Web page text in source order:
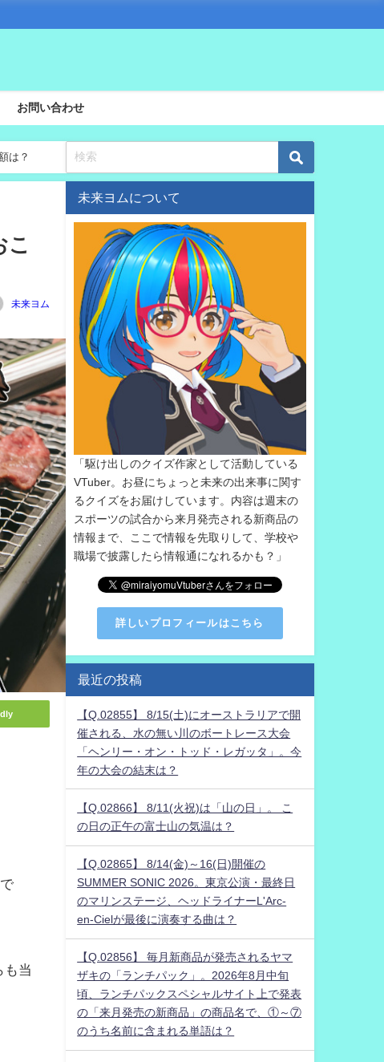
お問い合わせ
は？
こ
未来ヨム
も当
未来ヨムについて
「駆け出しのクイズ作家として活動している
VTuber。お昼にちょっと未来の出来事に関す
るクイズをお届けしています。内容は週末の
スポーツの試合から来月発売される新商品の
情報まで、ここで情報を先取りして、学校や
職場で披露したら情報通になれるかも？」
詳しいプロフィールはこちら
最近の投稿
【Q.02855】 8/15(土)にオーストラリアで開
催される、水の無い川のボートレース大会
「ヘンリー・オン・トッド・レガッタ」。今
年の大会の結末は？
【Q.02866】 8/11(火祝)は「山の日」。 こ
の日の正午の富士山の気温は？
【Q.02865】 8/14(金)～16(日)開催の
SUMMER SONIC 2026。東京公演・最終日
のマリンステージ、ヘッドライナーL'Arc-
en-Cielが最後に演奏する曲は？
【Q.02856】 毎月新商品が発売されるヤマ
ザキの「ランチパック」。2026年8月中旬
頃、ランチパックスペシャルサイト上で発表
の「来月発売の新商品」の商品名で、①～⑦
のうち名前に含まれる単語は？